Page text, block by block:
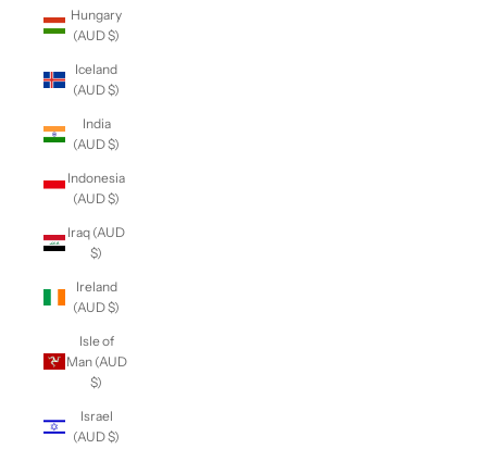
Hungary
(AUD $)
Iceland
(AUD $)
India
(AUD $)
Indonesia
(AUD $)
Iraq (AUD
$)
Ireland
(AUD $)
Isle of
Man (AUD
$)
Israel
(AUD $)